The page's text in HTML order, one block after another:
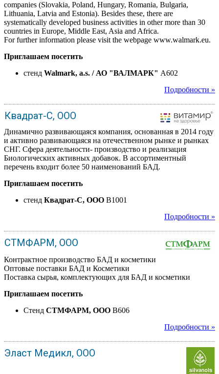
companies (Slovakia, Poland, Hungary, Romania, Bulgaria,
Lithuania, Latvia and Estonia). Besides these, there are
systematically developed business activities in other more than 30
countries in Europe, Middle East, Asia and Africa.
For further information please visit the webpage www.walmark.eu.
Приглашаем посетить
стенд Walmark, a.s. / АО "ВАЛМАРК" A602
Подробности »
Квадрат-С, ООО
Динамично развивающаяся компания, основанная в 2014 году
и активно развивающаяся на отечественном рынке и рынках
СНГ. Сфера деятельности- производство и реализация
Биологических активных добавок. В ассортиментный
перечень входит более 50 наименований БАД.
Приглашаем посетить
стенд Квадрат-С, ООО B1001
Подробности »
СТМФАРМ, ООО
Контрактное производство БАД и косметики
Оптовые поставки БАД и Косметики
Поставка сырья, комплектующих для БАД и косметики
Приглашаем посетить
Стенд СТМФАРМ, ООО B606
Подробности »
Эласт Медикл, ООО